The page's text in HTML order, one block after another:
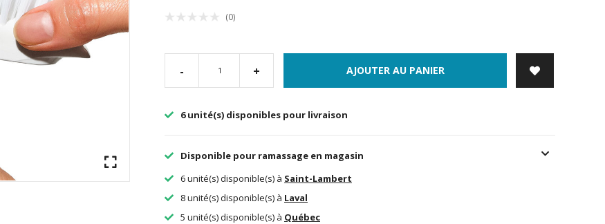
(0)
- + AJOUTER AU PANIER
6 unité(s) disponibles pour livraison
Disponible pour ramassage en magasin
6 unité(s) disponible(s) à Saint-Lambert
8 unité(s) disponible(s) à Laval
5 unité(s) disponible(s) à Québec